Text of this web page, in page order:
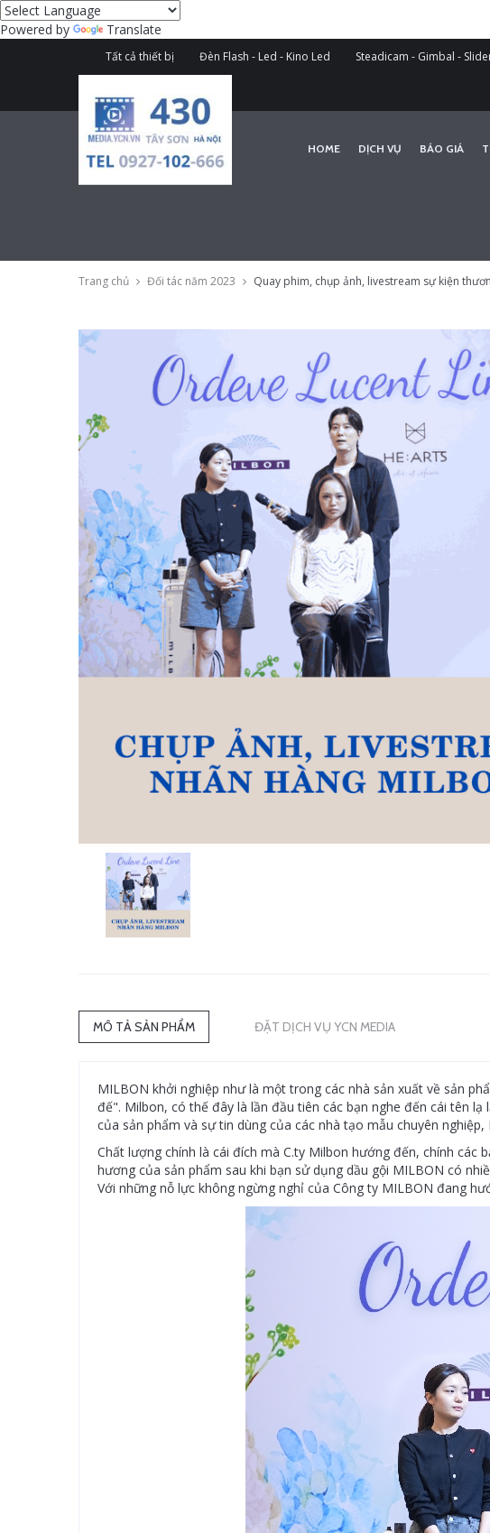
Powered by Translate
Tất cả thiết bị Đèn Flash - Led - Kino Led Steadicam - Gimbal -
HOME DỊCH VỤ BÁO GIÁ
Trang chủ Đối tác năm 2023 Quay phim, chụp ảnh, livestream sự kiện
MÔ TẢ SẢN PHẨM ĐẶT DỊCH VỤ YCN MEDIA
MILBON khởi nghiệp như là một trong các nhà sản xuất về sản
đế". Milbon, có thế đây là lần đầu tiên các bạn nghe đến cái tên
của sản phẩm và sự tin dùng của các nhà tạo mẫu chuyên
Chất lượng chính là cái đích mà C.ty Milbon hướng đến, chính
hương của sản phẩm sau khi bạn sử dụng dầu gội MILBON có
Với những nỗ lực không ngừng nghỉ của Công ty MILBON đang